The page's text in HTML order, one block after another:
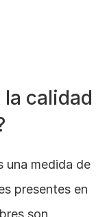
la calidad
una medida de
presentes en
son